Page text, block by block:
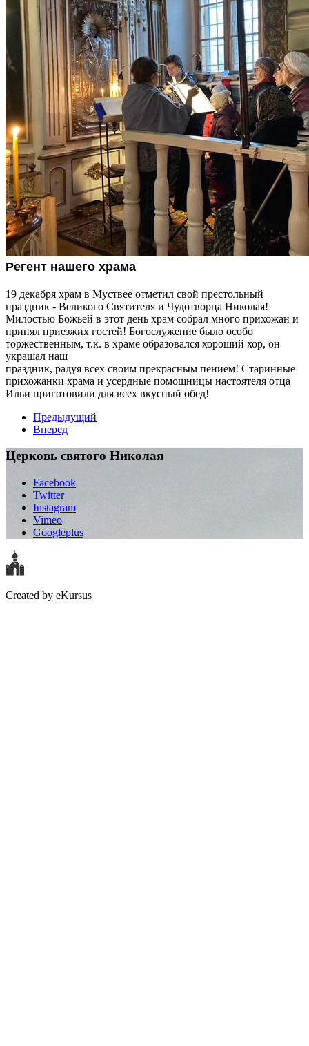
Регент нашего храма
19 декабря храм в Муствее отметил свой престольный
праздник - Великого Святителя и Чудотворца Николая!
Милостью Божьей в этот день храм собрал много прихожан и
принял приезжих гостей! Богослужение было особо
торжественным, т.к. в храме образовался хороший хор, он
украшал наш
праздник, радуя всех своим прекрасным пением! Старинные
прихожанки храма и усердные помощницы настоятеля отца
Ильи приготовили для всех вкусный обед!
Предыдущий
Вперед
Церковь святого Николая
Facebook
Twitter
Instagram
Vimeo
Googleplus
Created by eKursus